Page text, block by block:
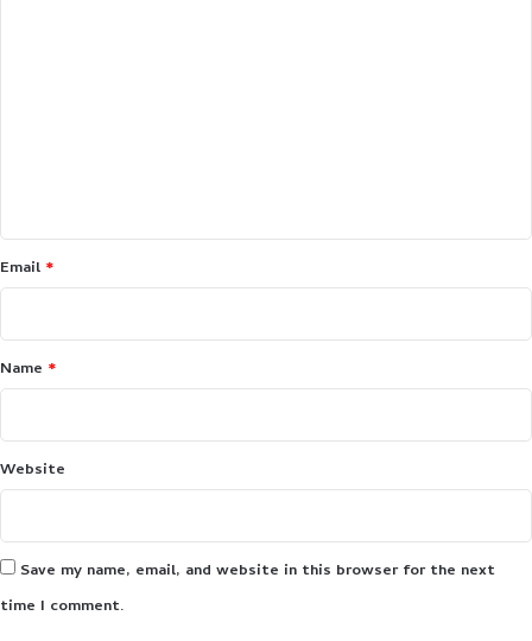
*
Email *
Name *
Website
Save my name, email, and website in this browser for the next
time I comment.